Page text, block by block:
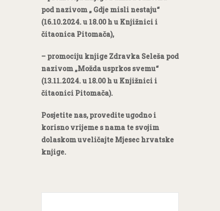
pod nazivom „ Gdje misli nestaju“
(16.10.2024. u 18.00 h u Knjižnici i
čitaonica Pitomača),
– promociju knjige Zdravka Seleša pod
nazivom „Možda usprkos svemu“
(13.11.2024. u 18.00 h u Knjižnici i
čitaonici Pitomača).
Posjetite nas, provedite ugodno i
korisno vrijeme s nama te svojim
dolaskom uveličajte Mjesec hrvatske
knjige.